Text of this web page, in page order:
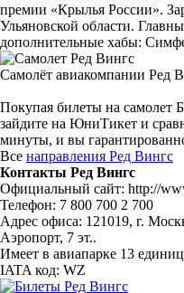
премии «Крылья России».
Ульяновской области.
дополнительные хабы:
Самолёт авиакомпании Ред
Покупая билеты на самолет
зайдите на ЮниТикет и
минуты, и вы
Все направления Ред Вингс
Контакты Ред Вингс
Официальный сайт: http://
Телефон: 7 800 700 2 700
Адрес офиса: 121019, г.
Аэропорт, 7 эт..
Имеет в авиапарке 13
IATA код: WZ